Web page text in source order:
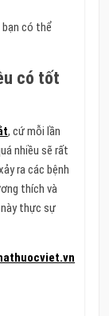
bạn có thể
có tốt
, cứ mỗi lần
nhiều sẽ rất
ra các bệnh
thích và
thực sự